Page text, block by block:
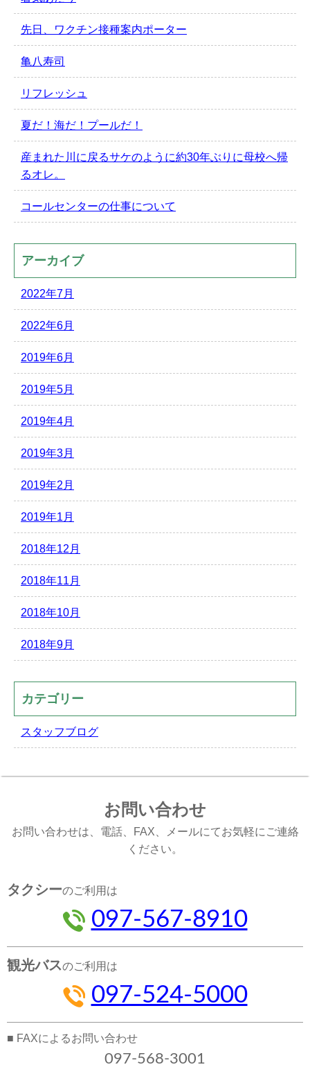
先日、ワクチン接種案内ポーター
亀八寿司
リフレッシュ
夏だ！海だ！プールだ！
産まれた川に戻るサケのように約30年ぶりに母校へ帰
るオレ。
コールセンターの仕事について
アーカイブ
2022年7月
2022年6月
2019年6月
2019年5月
2019年4月
2019年3月
2019年2月
2019年1月
2018年12月
2018年11月
2018年10月
2018年9月
カテゴリー
スタッフブログ
お問い合わせ
お問い合わせは、電話、FAX、メールにてお気軽にご連絡
ください。
タクシーのご利用は
097-567-8910
観光バスのご利用は
097-524-5000
■ FAXによるお問い合わせ
097-568-3001